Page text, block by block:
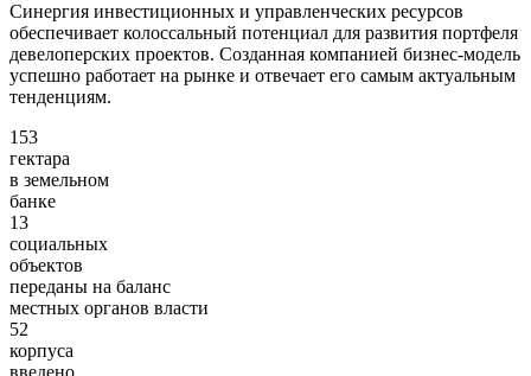
Синергия инвестиционных и управленческих ресурсов
обеспечивает колоссальный потенциал для развития портфеля
девелоперских проектов. Созданная компанией бизнес-модель
успешно работает на рынке и отвечает его самым актуальным
тенденциям.
153
гектара
в земельном
банке
13
социальных
объектов
переданы на баланс
местных органов власти
52
корпуса